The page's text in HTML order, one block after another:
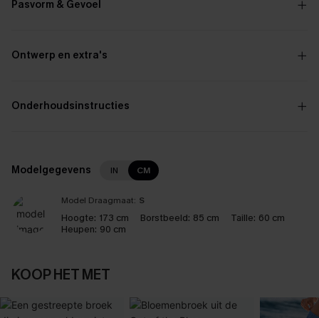
Pasvorm & Gevoel
Ontwerp en extra's
Onderhoudsinstructies
Modelgegevens IN CM
Model Draagmaat: S
Hoogte: 173 cm Borstbeeld: 85 cm Taille: 60 cm
Heupen: 90 cm
KOOP HET MET